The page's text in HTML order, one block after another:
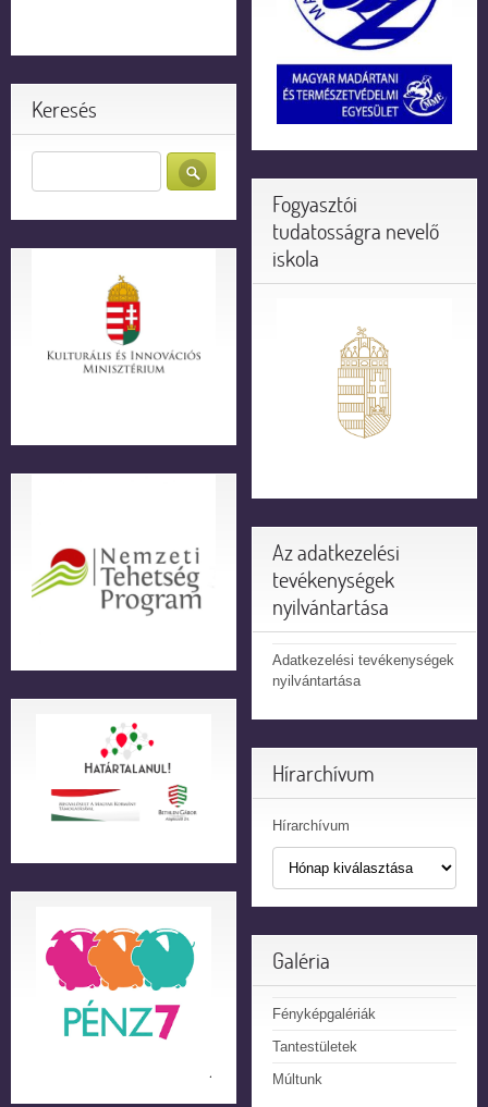
Keresés
Fogyasztói
tudatosságra nevelő
iskola
Az adatkezelési
tevékenységek
nyilvántartása
Adatkezelési tevékenységek
nyilvántartása
Hírarchívum
Hírarchívum
Galéria
Fényképgalériák
Tantestületek
Múltunk